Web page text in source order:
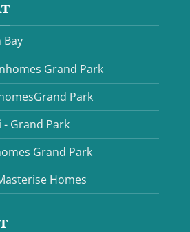
Bay
Grand Park
Park
- Grand Park
Grand Park
Homes